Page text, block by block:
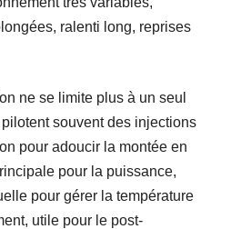
ralenti long, reprises
ne se limite plus à un seul
souvent des injections
pour adoucir la montée en
pour la puissance,
pour gérer la température
utile pour le post-